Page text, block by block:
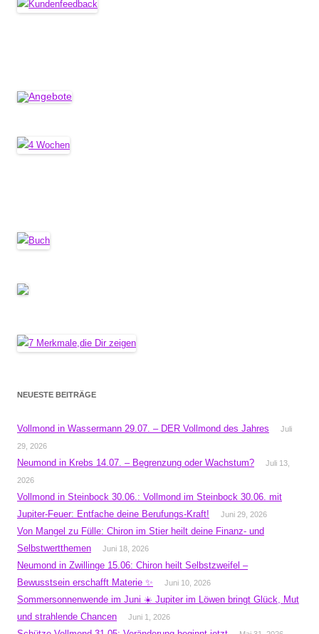
NEUESTE BEITRÄGE
Vollmond in Wassermann 29.07. – DER Vollmond des Jahres
Juli
29, 2026
Neumond in Krebs 14.07. – Begrenzung oder Wachstum?
Juli 13,
2026
Vollmond in Steinbock 30.06.: Vollmond im Steinbock 30.06. mit
Jupiter-Feuer: Entfache deine Berufungs-Kraft!
Juni 29, 2026
Von Mangel zu Fülle: Chiron im Stier heilt deine Finanz- und
Selbstwertthemen
Juni 18, 2026
Neumond in Zwillinge 15.06: Chiron heilt Selbstzweifel –
Bewusstsein erschafft Materie ✨
Juni 10, 2026
Sommersonnenwende im Juni ☀️ Jupiter im Löwen bringt Glück, Mut
und strahlende Chancen
Juni 1, 2026